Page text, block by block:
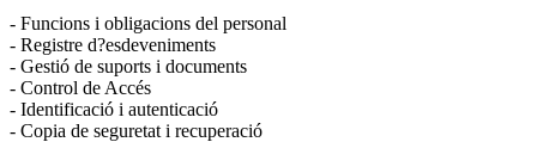
- Funcions i obligacions del personal
- Registre d?esdeveniments
- Gestió de suports i documents
- Control de Accés
- Identificació i autenticació
- Copia de seguretat i recuperació